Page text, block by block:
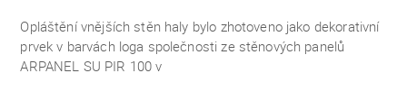
Opláštění vnějších stěn haly bylo zhotoveno jako dekorativní
prvek v barvách loga společnosti ze stěnových panelů
ARPANEL SU PIR 100 v